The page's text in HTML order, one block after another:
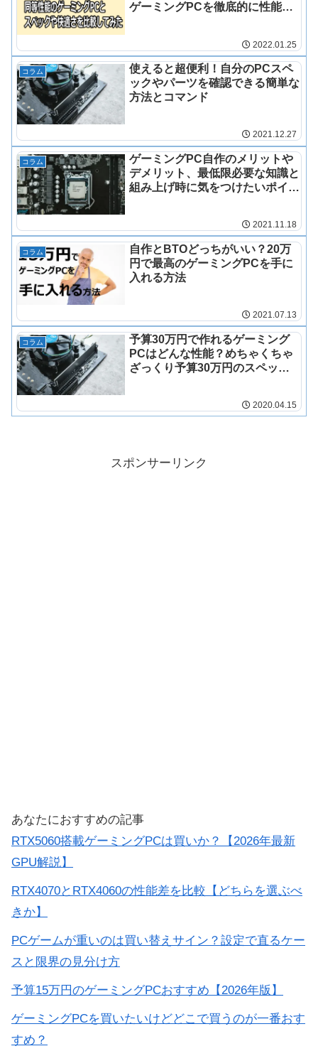
ゲーミングPCを徹底的に性能比
2022.01.25
コラム
使えると超便利！自分のPCスペ
ックやパーツを確認できる簡単な
方法とコマンド
2021.12.27
コラム
ゲーミングPC自作のメリットや
デメリット、最低限必要な知識と
組み上げ時に気をつけたいポイン
2021.11.18
コラム
自作とBTOどっちがいい？20万
円で最高のゲーミングPCを手に
入れる方法
2021.07.13
コラム
予算30万円で作れるゲーミング
PCはどんな性能？めちゃくちゃ
ざっくり予算30万円のスペック
2020.04.15
スポンサーリンク
あなたにおすすめの記事
RTX5060搭載ゲーミングPCは買いか？【2026年最新
GPU解説】
RTX4070とRTX4060の性能差を比較【どちらを選ぶべ
きか】
PCゲームが重いのは買い替えサイン？設定で直るケー
スと限界の見分け方
予算15万円のゲーミングPCおすすめ【2026年版】
ゲーミングPCを買いたいけどどこで買うのが一番おす
すめ？